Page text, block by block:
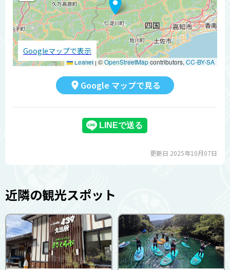
Leaflet | ©OpenStreetMapcontributors, CC-BY-SA
Googleマップで表示
Google マップで見る
更新日 2025年10月07日
近隣の観光スポット